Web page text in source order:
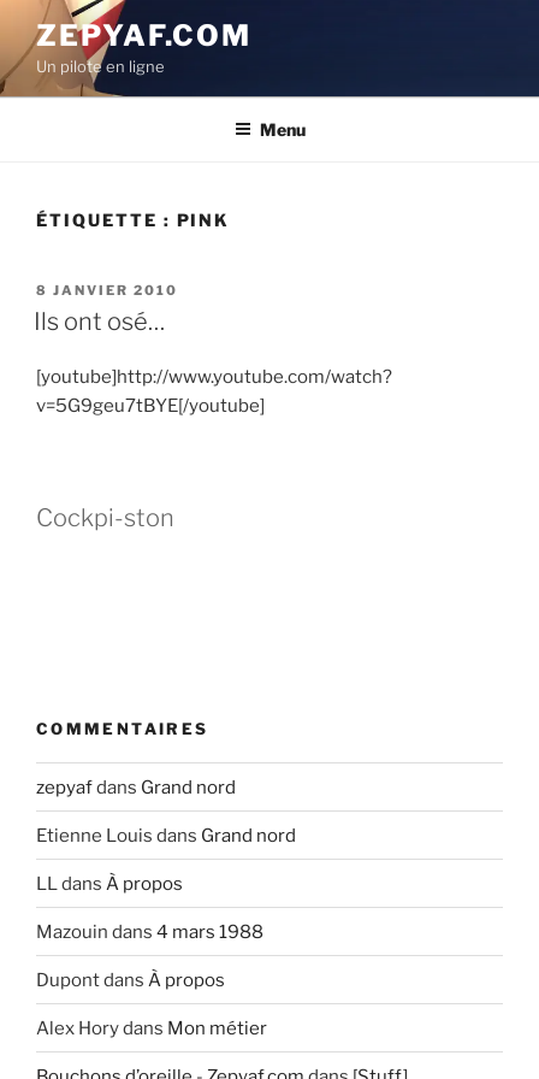
contenu
principal
ZEPYAF.COM
Un pilote en ligne
Menu
ÉTIQUETTE : PINK
PUBLIÉ
LE
8 JANVIER 2010
Ils ont osé…
[youtube]http://www.youtube.com/watch?
v=5G9geu7tBYE[/youtube]
Cockpi-ston
COMMENTAIRES
zepyafdans Grand nord
Etienne Louis dans Grand nord
LLdans À propos
Mazouin dans 4 mars 1988
Dupontdans À propos
Alex Horydans Mon métier